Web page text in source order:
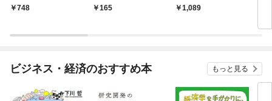
づくりを（コミック）
748
ク） １話【フルカラ
165
ルカラー】
1,089
ビジネス・経済のおすすめ本 もっと見る